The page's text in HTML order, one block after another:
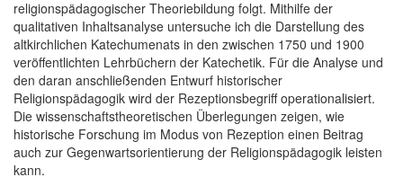
religionspädagogischer Theoriebildung folgt. Mithilfe der
qualitativen Inhaltsanalyse untersuche ich die Darstellung des
altkirchlichen Katechumenats in den zwischen 1750 und 1900
veröffentlichten Lehrbüchern der Katechetik. Für die Analyse und
den daran anschließenden Entwurf historischer
Religionspädagogik wird der Rezeptionsbegriff operationalisiert.
Die wissenschaftstheoretischen Überlegungen zeigen, wie
historische Forschung im Modus von Rezeption einen Beitrag
auch zur Gegenwartsorientierung der Religionspädagogik leisten
kann.